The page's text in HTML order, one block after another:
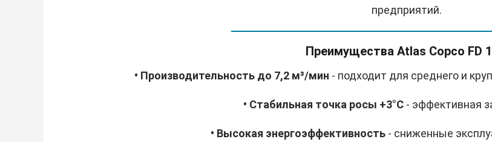
предприятий.
Преимущества Atlas Copco FD
• Производительность до 7,2 м³/мин - подходит для среднего и
• Стабильная точка росы +3°C - эффективная
• Высокая энергоэффективность - сниженные